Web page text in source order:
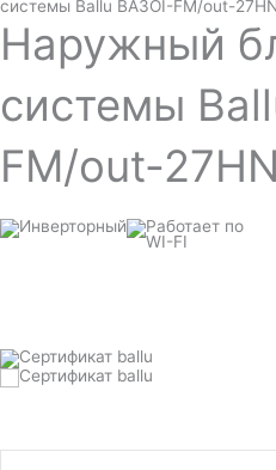
системы Ballu BA3OI-FM/out-
Наружный
системы
FM/out-